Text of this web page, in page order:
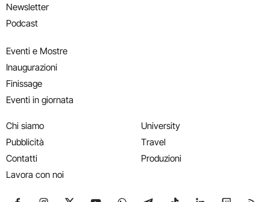
Newsletter
Podcast
Eventi e Mostre
Inaugurazioni
Finissage
Eventi in giornata
Chi siamo
Pubblicità
Contatti
Lavora con noi
University
Travel
Produzioni
Seguici su Facebook
Seguici su Instagram
Seguici su X
Seguici su YouTube
Seguici su WhatsApp
Seguici su Telegram
Seguici su TikTok
Seguici su
Seguici